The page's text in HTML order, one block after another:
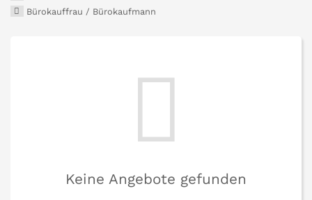
Bürokauffrau / Bürokaufmann
Keine Angebote gefunden